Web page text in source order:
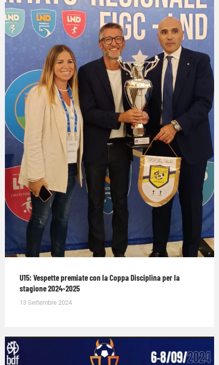
U15: Vespette premiate con la Coppa Disciplina per la
stagione 2024-2025
13 Settembre 2024